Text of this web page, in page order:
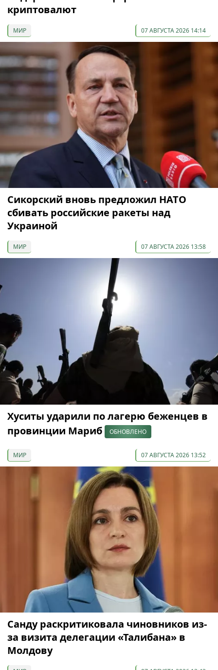
криптовалют
МИР 07 АВГУСТА 2026 14:14
Сикорский вновь предложил НАТО
сбивать российские ракеты над
Украиной
МИР 07 АВГУСТА 2026 13:58
Хуситы ударили по лагерю беженцев в
провинции Мариб
ОБНОВЛЕНО
МИР 07 АВГУСТА 2026 13:52
Санду раскритиковала чиновников из-
за визита делегации «Талибана» в
Молдову